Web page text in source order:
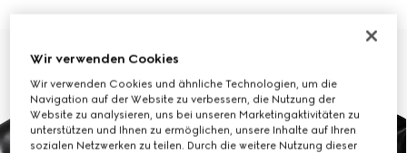
Wir verwenden Cookies
Wir verwenden Cookies und ähnliche Technologien, um die
Navigation auf der Website zu verbessern, die Nutzung der
Website zu analysieren, uns bei unseren Marketingaktivitäten zu
unterstützen und Ihnen zu ermöglichen, unsere Inhalte auf Ihren
sozialen Netzwerken zu teilen. Durch die weitere Nutzung dieser